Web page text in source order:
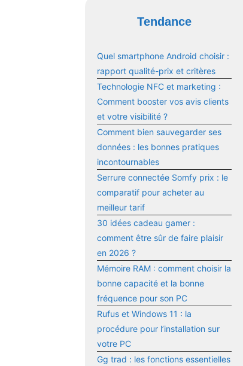
Tendance
Quel smartphone Android choisir :
rapport qualité-prix et critères
Technologie NFC et marketing :
Comment booster vos avis clients
et votre visibilité ?
Comment bien sauvegarder ses
données : les bonnes pratiques
incontournables
Serrure connectée Somfy prix : le
comparatif pour acheter au
meilleur tarif
30 idées cadeau gamer :
comment être sûr de faire plaisir
en 2026 ?
Mémoire RAM : comment choisir la
bonne capacité et la bonne
fréquence pour son PC
Rufus et Windows 11 : la
procédure pour l’installation sur
votre PC
Gg trad : les fonctions essentielles